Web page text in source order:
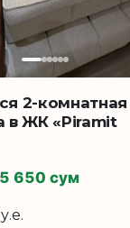
2-комнатная
в ЖК «Piramit
650 сум